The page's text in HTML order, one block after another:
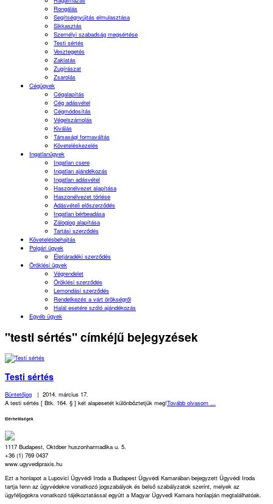
Rongálás
Segítségnyújtás elmulasztása
Sikkasztás
Személyi szabadság megsértése
Testi sértés
Vesztegetés
Zaklatás
Zugírászat
Zsarolás
Cégügyek
Cégalapítás
Cég adásvétel
Cégmódosítás
Végelszámolás
Kiválás
Társasági formaváltás
Követeléskezelés
Ingatlanügyek
Ingatlan csere
Ingatlan ajándékozás
Ingatlan adásvétel
Haszonélvezet alapítása
Haszonélvezet törlése
Adásvételi előszerződés
Ingatlan bérbeadása
Zálogjog alapítása
Tartási szerződés
Követelésbehajtás
Polgári ügyek
Életjáradéki szerződés
Öröklési ügyek
Végrendelet
Öröklési szerződés
Lemondási szerződés
Rendelkezés a várt örökségről
Halál esetére szóló ajándékozás
Egyéb ügyek
"testi sértés" címkéjű bejegyzések
Testi sértés
Büntetőjog | 2014. március 17.
A testi sértés [ Btk. 164. § ] két alapesetét különböztetjük meg!Tovább olvasom ...
Elérhetőségek
1117 Budapest, Október huszonharmadika u. 5.
+36 (1) 769 0437
www.ugyvedipraxis.hu
Ezt a honlapot a Lupovici Ügyvédi Iroda a Budapest Ügyvédi Kamarában bejegyzett Ügyvédi Iroda
tartja fenn az ügyvédekre vonatkozó jogszabályok és belső szabályzatok szerint, melyek az
ügyféljogokra vonatkozó tájékoztatással együtt a Magyar Ügyvedi Kamara honlapján megtalálhatóak.